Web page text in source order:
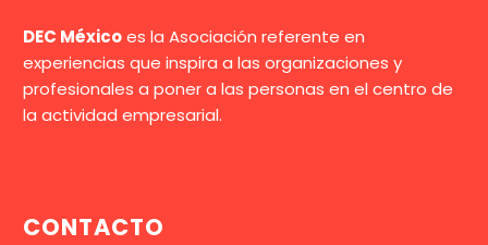
DEC Méxicoes la Asociación referente en
experiencias que inspira a las organizaciones y
profesionales a poner a las personas en el centro de
la actividad empresarial.
CONTACTO